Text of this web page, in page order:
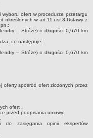
wyboru ofert w procedurze przetargu
określonych w art.11 ust.8 Ustawy z
– Stróże) o długości 0,670 km
co następuje:
– Stróże) o długości 0,670 km
oferty spośród ofert złożonych przez
ofert .
przed podpisania umowy.
do zasięgania opinii ekspertów